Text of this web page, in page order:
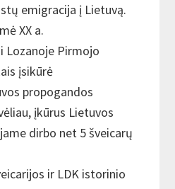
emigracija į Lietuvą.
XX a.
Lozanoje Pirmojo
įsikūrė
propogandos
įkūrus Lietuvos
dirbo net 5 šveicarų
ir LDK istorinio